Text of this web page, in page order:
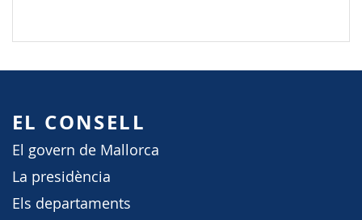
EL CONSELL
El govern de Mallorca
La presidència
Els departaments